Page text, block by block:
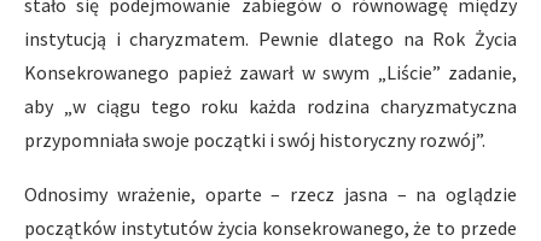
stało się podejmowanie zabiegów o równowagę między
instytucją i charyzmatem. Pewnie dlatego na Rok Życia
Konsekrowanego papież zawarł w swym „Liście” zadanie,
aby „w ciągu tego roku każda rodzina charyzmatyczna
przypomniała swoje początki i swój historyczny rozwój”.
Odnosimy wrażenie, oparte – rzecz jasna – na oglądzie
początków instytutów życia konsekrowanego, że to przede